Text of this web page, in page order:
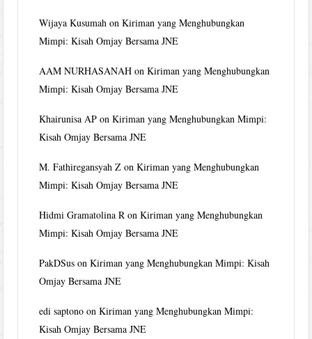
Wijaya Kusumah onKiriman yang Menghubungkan
Mimpi: Kisah Omjay Bersama JNE
AAM NURHASANAH onKiriman yang Menghubungkan
Mimpi: Kisah Omjay Bersama JNE
Khairunisa AP onKiriman yang Menghubungkan Mimpi:
Kisah Omjay Bersama JNE
M. Fathiregansyah Z onKiriman yang Menghubungkan
Mimpi: Kisah Omjay Bersama JNE
Hidmi Gramatolina R onKiriman yang Menghubungkan
Mimpi: Kisah Omjay Bersama JNE
PakDSus onKiriman yang Menghubungkan Mimpi: Kisah
Omjay Bersama JNE
edi saptono onKiriman yang Menghubungkan Mimpi:
Kisah Omjay Bersama JNE